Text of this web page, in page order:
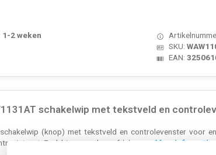
SKU:
EAN:
2 weken
schakelwip met tekstveld en
(knop) met tekstveld en controlevenster voor
mat. Excl. binnenwerk en afdekraam.
Meer informatie »